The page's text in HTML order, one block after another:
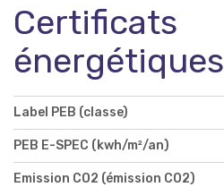
Certificats
énergétiques
Label PEB (classe)
PEB E-SPEC (kwh/m²/an)
Emission CO2 (émission CO2)